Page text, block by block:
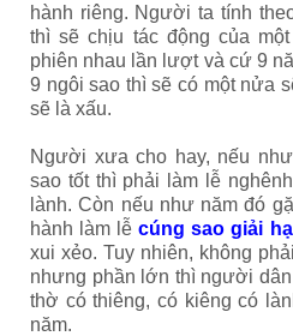
hành riêng. Người ta tính
thì sẽ chịu tác động của
phiên nhau lần lượt và cứ 9
9 ngôi sao thì sẽ có một nửa
sẽ là xấu.
Người xưa cho hay, nếu
sao tốt thì phải làm lễ
lành. Còn nếu như năm đó
hành làm lễcúng sao giải
xui xẻo. Tuy nhiên, không
nhưng phần lớn thì người
thờ có thiêng, có kiêng có
năm.